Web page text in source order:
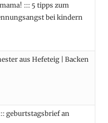
a
a
e
s
::: 5 tipps zum
bei kindern
aus Hefeteig | Backen
geburtstagsbrief an